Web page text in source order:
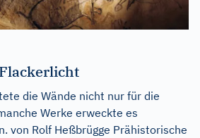
die Wände nicht nur für die
Werke erweckte es
von Rolf Heßbrügge Prähistorische